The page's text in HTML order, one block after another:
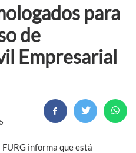
para
de
Empresarial
FURG informa que está